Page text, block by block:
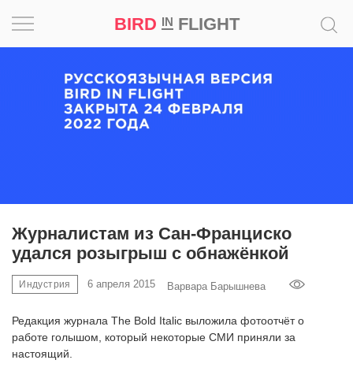
BIRD INFLIGHT
Журналистам из Сан-Франциско
удался розыгрыш с обнажёнкой
Индустрия 6 апреля 2015 Варвара Барышнева
Редакция журнала The Bold Italic выложила фотоотчёт о
работе голышом, который некоторые СМИ приняли за
настоящий.